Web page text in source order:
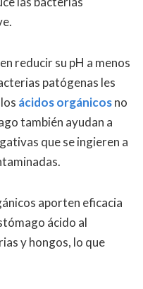
reducir su pH a menos
patógenas les
ácidos orgánicosno
también ayudan a
que se ingieren a
aporten eficacia
ácido al
y hongos, lo que